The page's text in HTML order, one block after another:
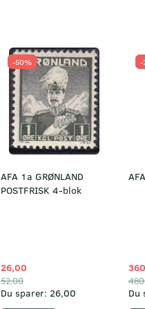
-50%
AFA 1a GRØNLAND
POSTFRISK 4-blok
26,00
52,00
Du sparer: 26,00
-
Du